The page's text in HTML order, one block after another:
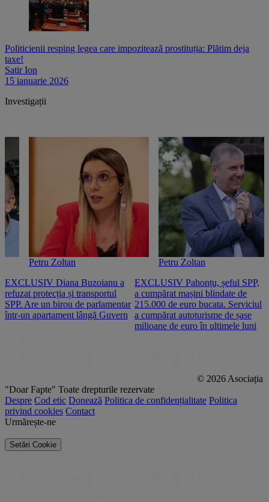
Politicienii resping legea care impozitează prostituția: Plătim deja
taxe!
Satir Ion
15 ianuarie 2026
Investigații
Petru Zoltan
EXCLUSIV Diana Buzoianu a
refuzat protecția și transportul
SPP. Are un birou de parlamentar
într-un apartament lângă Guvern
Petru Zoltan
EXCLUSIV Pahonțu, șeful SPP,
a cumpărat mașini blindate de
215.000 de euro bucata. Serviciul
a cumpărat autoturisme de șase
milioane de euro în ultimele luni
© 2026 Asociația
"Doar Fapte" Toate drepturile rezervate
Despre Cod etic Donează Politica de confidențialitate Politica
privind cookies Contact
Urmărește-ne
Setări Cookie